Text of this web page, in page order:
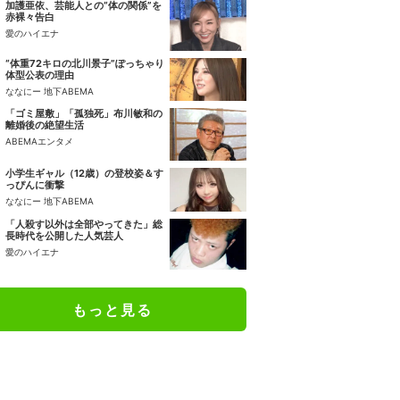
加護亜依、芸能人との“体の関係”を
赤裸々告白
愛のハイエナ
“体重72キロの北川景子”ぽっちゃり
体型公表の理由
ななにー 地下ABEMA
「ゴミ屋敷」「孤独死」布川敏和の
離婚後の絶望生活
ABEMAエンタメ
小学生ギャル（12歳）の登校姿＆す
っぴんに衝撃
ななにー 地下ABEMA
「人殺す以外は全部やってきた」総
長時代を公開した人気芸人
愛のハイエナ
もっと見る